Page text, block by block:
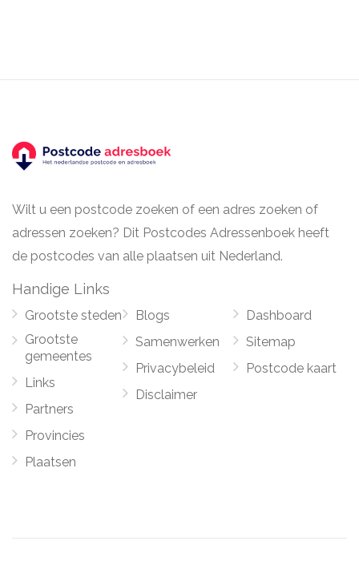
Wilt u een postcode zoeken of een adres zoeken of
adressen zoeken? Dit Postcodes Adressenboek heeft
de postcodes van alle plaatsen uit Nederland.
Handige Links
Grootste steden
Grootste
gemeentes
Links
Partners
Provincies
Plaatsen
Blogs
Samenwerken
Privacybeleid
Disclaimer
Dashboard
Sitemap
Postcode kaart